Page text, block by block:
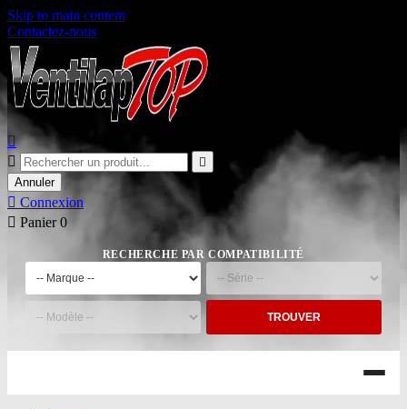
Skip to main content
Contactez-nous



Annuler
 Connexion
 Panier 0
RECHERCHE PAR COMPATIBILITÉ
TROUVER